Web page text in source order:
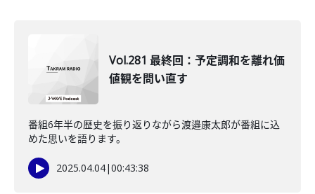
Vol.281 最終回：予定調和を離れ価
値観を問い直す
番組6年半の歴史を振り返りながら渡邉康太郎が番組に込
めた思いを語ります。
2025.04.04|00:43:38